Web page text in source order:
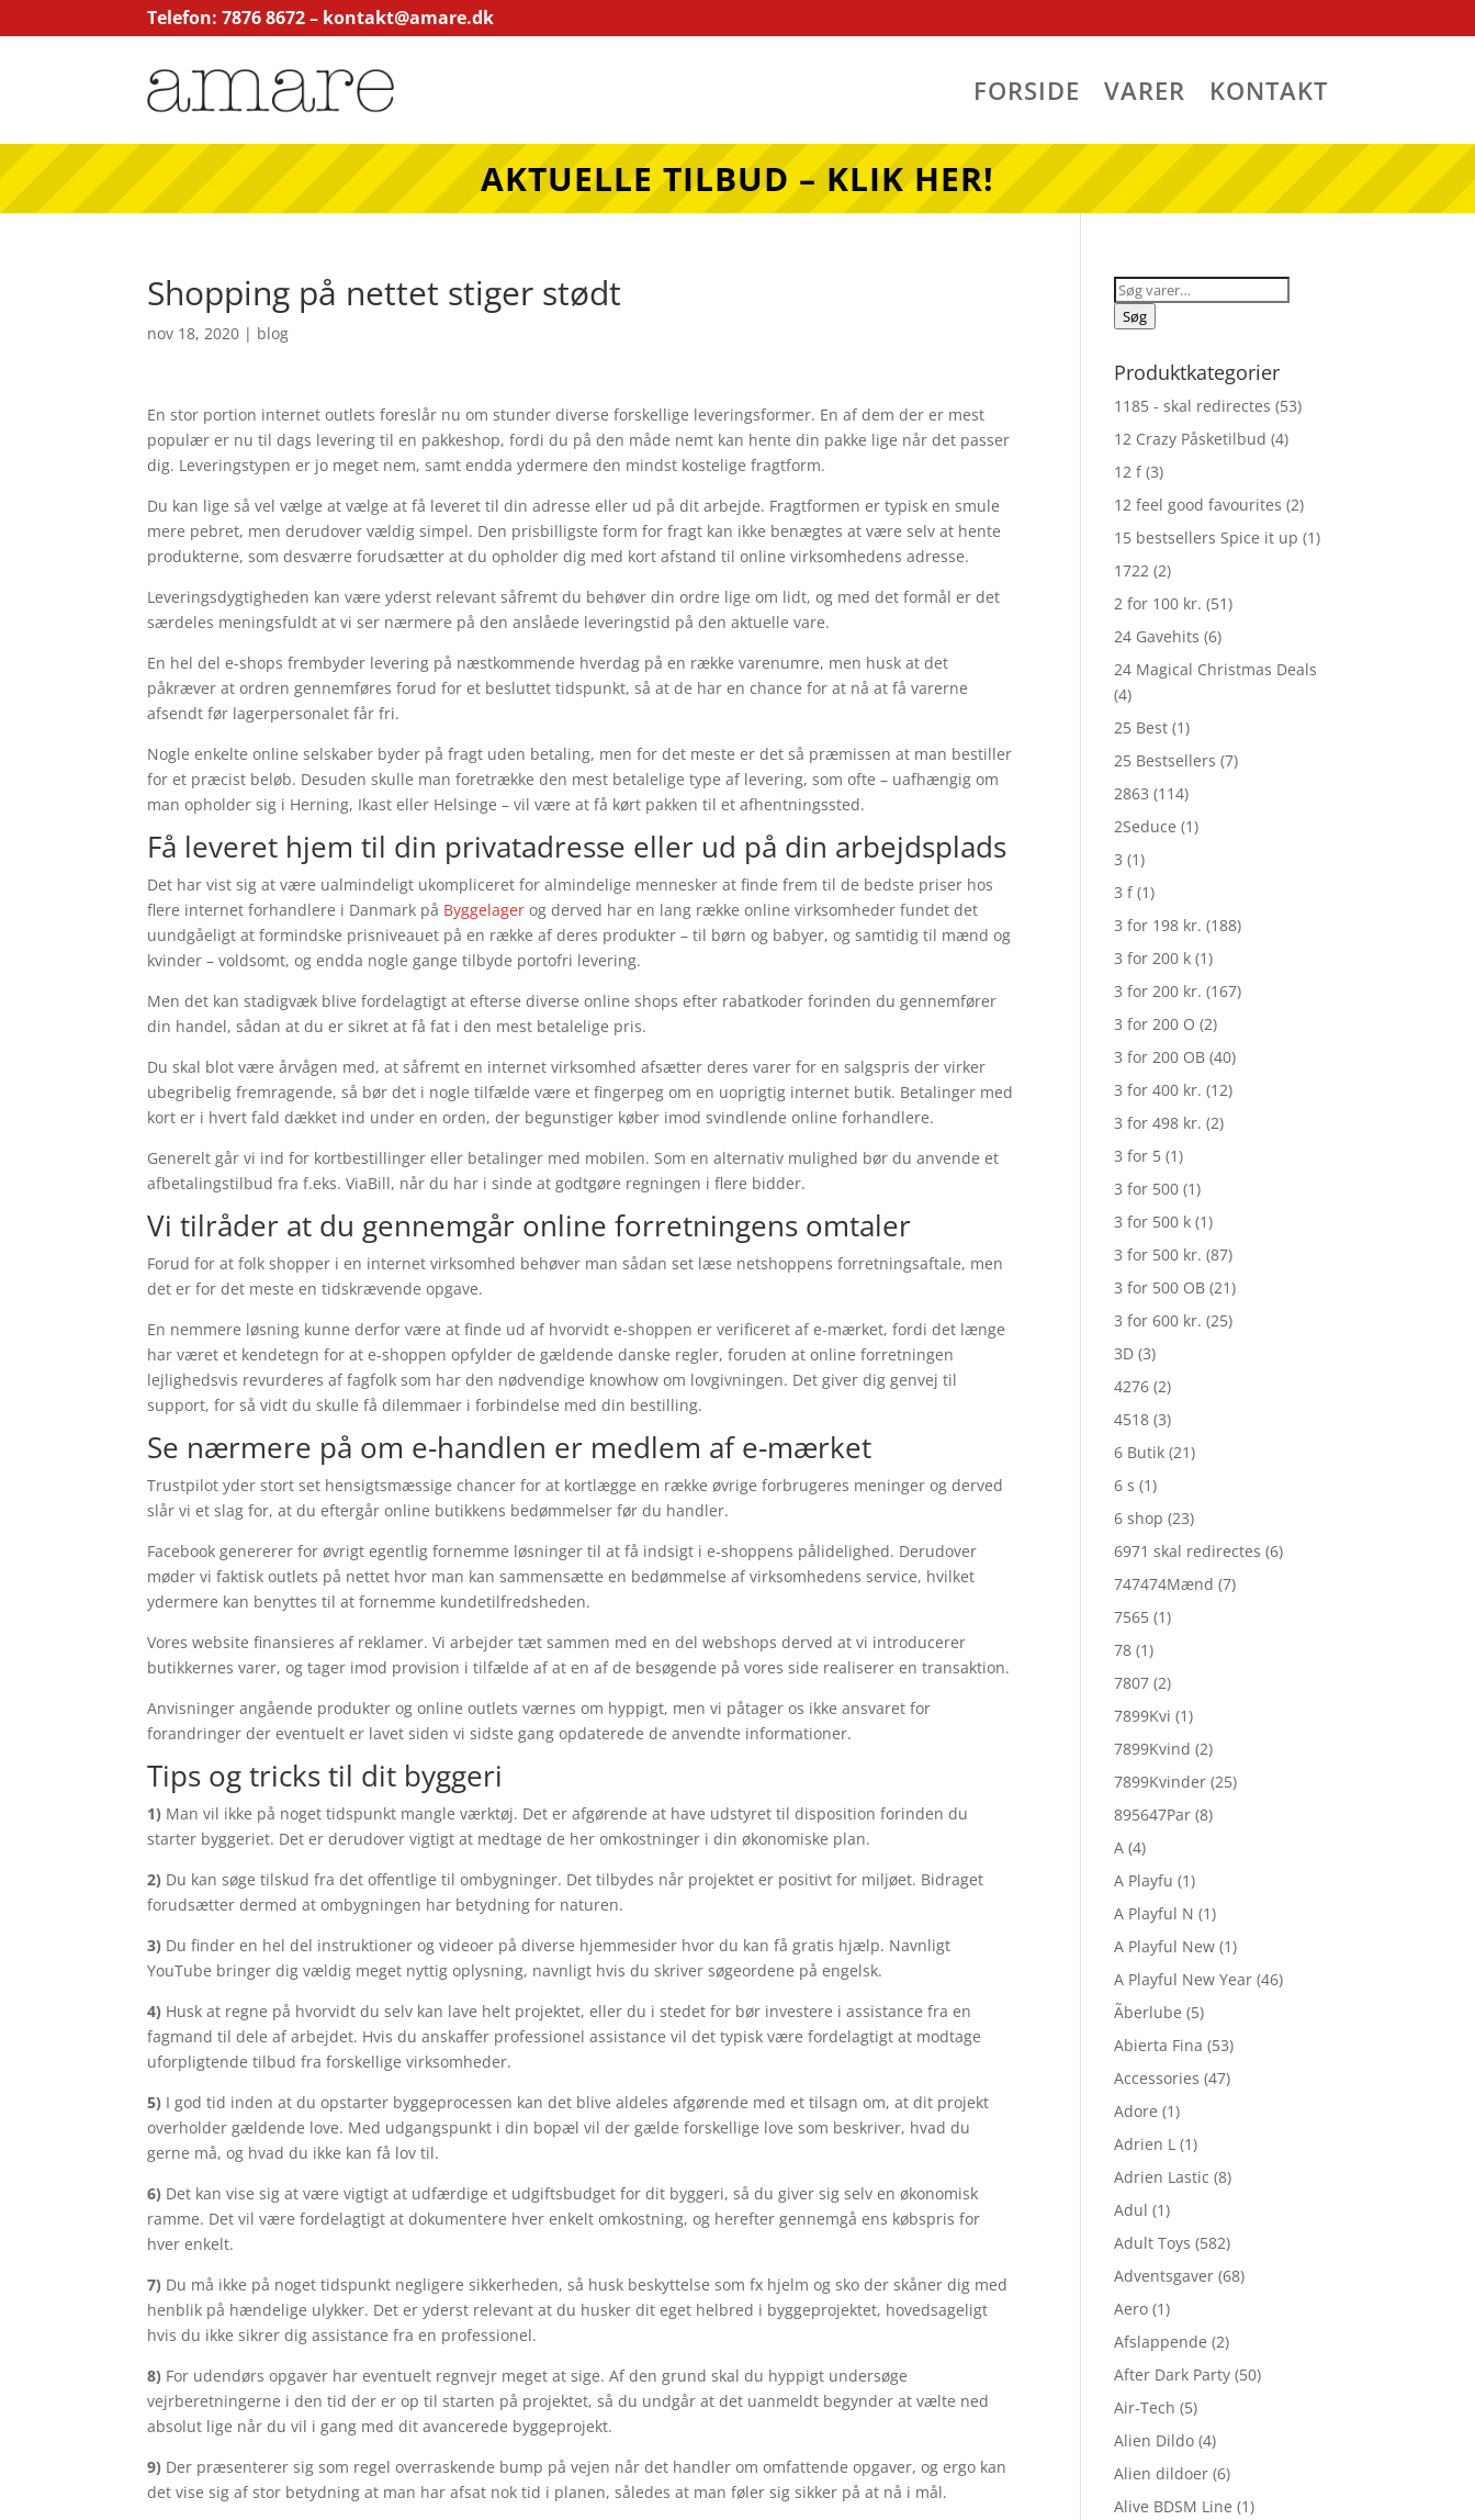
Telefon: 7876 8672 – kontakt@amare.dk
FORSIDE VARER KONTAKT
AKTUELLE TILBUD – KLIK HER!
Shopping på nettet stiger stødt
nov 18, 2020 | blog
En stor portion internet outlets foreslår nu om stunder diverse forskellige leveringsformer. En af dem der er mest
populær er nu til dags levering til en pakkeshop, fordi du på den måde nemt kan hente din pakke lige når det passer
dig. Leveringstypen er jo meget nem, samt endda ydermere den mindst kostelige fragtform.
Du kan lige så vel vælge at vælge at få leveret til din adresse eller ud på dit arbejde. Fragtformen er typisk en smule
mere pebret, men derudover vældig simpel. Den prisbilligste form for fragt kan ikke benægtes at være selv at hente
produkterne, som desværre forudsætter at du opholder dig med kort afstand til online virksomhedens adresse.
Leveringsdygtigheden kan være yderst relevant såfremt du behøver din ordre lige om lidt, og med det formål er det
særdeles meningsfuldt at vi ser nærmere på den anslåede leveringstid på den aktuelle vare.
En hel del e-shops frembyder levering på næstkommende hverdag på en række varenumre, men husk at det
påkræver at ordren gennemføres forud for et besluttet tidspunkt, så at de har en chance for at nå at få varerne
afsendt før lagerpersonalet får fri.
Nogle enkelte online selskaber byder på fragt uden betaling, men for det meste er det så præmissen at man bestiller
for et præcist beløb. Desuden skulle man foretrække den mest betalelige type af levering, som ofte – uafhængig om
man opholder sig i Herning, Ikast eller Helsinge – vil være at få kørt pakken til et afhentningssted.
Få leveret hjem til din privatadresse eller ud på din arbejdsplads
Det har vist sig at være ualmindeligt ukompliceret for almindelige mennesker at finde frem til de bedste priser hos
flere internet forhandlere i Danmark på Byggelager og derved har en lang række online virksomheder fundet det
uundgåeligt at formindske prisniveauet på en række af deres produkter – til børn og babyer, og samtidig til mænd og
kvinder – voldsomt, og endda nogle gange tilbyde portofri levering.
Men det kan stadigvæk blive fordelagtigt at efterse diverse online shops efter rabatkoder forinden du gennemfører
din handel, sådan at du er sikret at få fat i den mest betalelige pris.
Du skal blot være årvågen med, at såfremt en internet virksomhed afsætter deres varer for en salgspris der virker
ubegribelig fremragende, så bør det i nogle tilfælde være et fingerpeg om en uoprigtig internet butik. Betalinger med
kort er i hvert fald dækket ind under en orden, der begunstiger køber imod svindlende online forhandlere.
Generelt går vi ind for kortbestillinger eller betalinger med mobilen. Som en alternativ mulighed bør du anvende et
afbetalingstilbud fra f.eks. ViaBill, når du har i sinde at godtgøre regningen i flere bidder.
Vi tilråder at du gennemgår online forretningens omtaler
Forud for at folk shopper i en internet virksomhed behøver man sådan set læse netshoppens forretningsaftale, men
det er for det meste en tidskrævende opgave.
En nemmere løsning kunne derfor være at finde ud af hvorvidt e-shoppen er verificeret af e-mærket, fordi det længe
har været et kendetegn for at e-shoppen opfylder de gældende danske regler, foruden at online forretningen
lejlighedsvis revurderes af fagfolk som har den nødvendige knowhow om lovgivningen. Det giver dig genvej til
support, for så vidt du skulle få dilemmaer i forbindelse med din bestilling.
Se nærmere på om e-handlen er medlem af e-mærket
Trustpilot yder stort set hensigtsmæssige chancer for at kortlægge en række øvrige forbrugeres meninger og derved
slår vi et slag for, at du eftergår online butikkens bedømmelser før du handler.
Facebook genererer for øvrigt egentlig fornemme løsninger til at få indsigt i e-shoppens pålidelighed. Derudover
møder vi faktisk outlets på nettet hvor man kan sammensætte en bedømmelse af virksomhedens service, hvilket
ydermere kan benyttes til at fornemme kundetilfredsheden.
Vores website finansieres af reklamer. Vi arbejder tæt sammen med en del webshops derved at vi introducerer
butikkernes varer, og tager imod provision i tilfælde af at en af de besøgende på vores side realiserer en transaktion.
Anvisninger angående produkter og online outlets værnes om hyppigt, men vi påtager os ikke ansvaret for
forandringer der eventuelt er lavet siden vi sidste gang opdaterede de anvendte informationer.
Tips og tricks til dit byggeri
1) Man vil ikke på noget tidspunkt mangle værktøj. Det er afgørende at have udstyret til disposition forinden du
starter byggeriet. Det er derudover vigtigt at medtage de her omkostninger i din økonomiske plan.
2) Du kan søge tilskud fra det offentlige til ombygninger. Det tilbydes når projektet er positivt for miljøet. Bidraget
forudsætter dermed at ombygningen har betydning for naturen.
3) Du finder en hel del instruktioner og videoer på diverse hjemmesider hvor du kan få gratis hjælp. Navnligt
YouTube bringer dig vældig meget nyttig oplysning, navnligt hvis du skriver søgeordene på engelsk.
4) Husk at regne på hvorvidt du selv kan lave helt projektet, eller du i stedet for bør investere i assistance fra en
fagmand til dele af arbejdet. Hvis du anskaffer professionel assistance vil det typisk være fordelagtigt at modtage
uforpligtende tilbud fra forskellige virksomheder.
5) I god tid inden at du opstarter byggeprocessen kan det blive aldeles afgørende med et tilsagn om, at dit projekt
overholder gældende love. Med udgangspunkt i din bopæl vil der gælde forskellige love som beskriver, hvad du
gerne må, og hvad du ikke kan få lov til.
6) Det kan vise sig at være vigtigt at udfærdige et udgiftsbudget for dit byggeri, så du giver sig selv en økonomisk
ramme. Det vil være fordelagtigt at dokumentere hver enkelt omkostning, og herefter gennemgå ens købspris for
hver enkelt.
7) Du må ikke på noget tidspunkt negligere sikkerheden, så husk beskyttelse som fx hjelm og sko der skåner dig med
henblik på hændelige ulykker. Det er yderst relevant at du husker dit eget helbred i byggeprojektet, hovedsageligt
hvis du ikke sikrer dig assistance fra en professionel.
8) For udendørs opgaver har eventuelt regnvejr meget at sige. Af den grund skal du hyppigt undersøge
vejrberetningerne i den tid der er op til starten på projektet, så du undgår at det uanmeldt begynder at vælte ned
absolut lige når du vil i gang med dit avancerede byggeprojekt.
9) Der præsenterer sig som regel overraskende bump på vejen når det handler om omfattende opgaver, og ergo kan
det vise sig af stor betydning at man har afsat nok tid i planen, således at man føler sig sikker på at nå i mål.
Søg
efter:
Søg
Produktkategorier
1185 - skal redirectes (53)
12 Crazy Påsketilbud (4)
12 f (3)
12 feel good favourites (2)
15 bestsellers Spice it up (1)
1722 (2)
2 for 100 kr. (51)
24 Gavehits (6)
24 Magical Christmas Deals
(4)
25 Best (1)
25 Bestsellers (7)
2863 (114)
2Seduce (1)
3 (1)
3 f (1)
3 for 198 kr. (188)
3 for 200 k (1)
3 for 200 kr. (167)
3 for 200 O (2)
3 for 200 OB (40)
3 for 400 kr. (12)
3 for 498 kr. (2)
3 for 5 (1)
3 for 500 (1)
3 for 500 k (1)
3 for 500 kr. (87)
3 for 500 OB (21)
3 for 600 kr. (25)
3D (3)
4276 (2)
4518 (3)
6 Butik (21)
6 s (1)
6 shop (23)
6971 skal redirectes (6)
747474Mænd (7)
7565 (1)
78 (1)
7807 (2)
7899Kvi (1)
7899Kvind (2)
7899Kvinder (25)
895647Par (8)
A (4)
A Playfu (1)
A Playful N (1)
A Playful New (1)
A Playful New Year (46)
Ãberlube (5)
Abierta Fina (53)
Accessories (47)
Adore (1)
Adrien L (1)
Adrien Lastic (8)
Adul (1)
Adult Toys (582)
Adventsgaver (68)
Aero (1)
Afslappende (2)
After Dark Party (50)
Air-Tech (5)
Alien Dildo (4)
Alien dildoer (6)
Alive BDSM Line (1)